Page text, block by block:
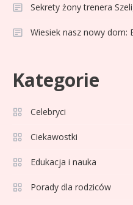
Sekrety żony trenera
Wiesiek nasz nowy dom:
Kategorie
Celebryci
Ciekawostki
Edukacja i nauka
Porady dla rodziców
kariera i
Adrian